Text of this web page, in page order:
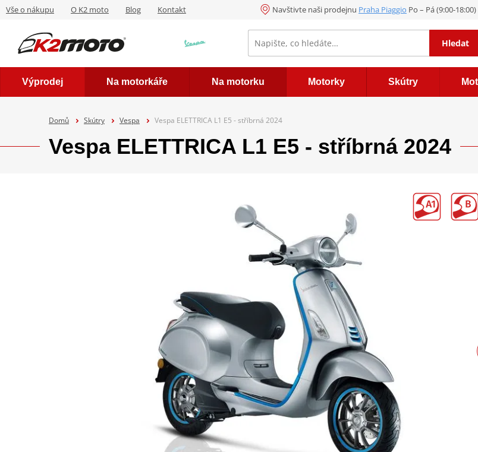
Vše o nákupu O K2 moto Blog Kontakt Navštivte naši prodejnu Praha Piaggio Po – Pá (9:00-
Hledat
Výprodej Na motorkáře Na motorku Motorky Skútry
Domů Skútry Vespa Vespa ELETTRICA L1 E5 - stříbrná 2024
Vespa ELETTRICA L1 E5 - stříbrná 2024